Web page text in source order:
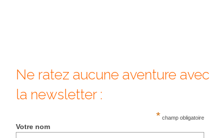
Ne ratez aucune aventure avec
la newsletter :
* champ obligatoire
Votre nom